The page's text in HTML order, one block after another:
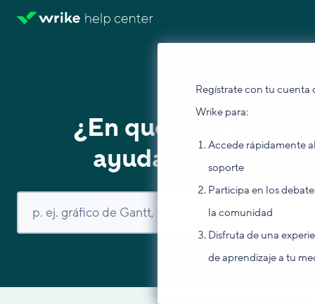
Regístrate con tu cuenta
Wrike para:
Accede rápidamente
soporte
Participa en los
la comunidad
Disfruta de una
de aprendizaje a tu
¿En qué podemos
ayudarte hoy?